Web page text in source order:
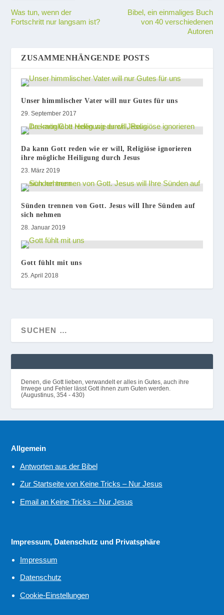
Was tun, wenn der
Fortschritt nur langsam ist?
Bibel, ein einmaliges Buch
von 40 verschiedenen
Autoren
ZUSAMMENHÄNGENDE POSTS
Unser himmlischer Vater will nur Gutes für uns
29. September 2017
Da kann Gott reden wie er will, Religiöse ignorieren
ihre mögliche Heiligung durch Jesus
23. März 2019
Sünden trennen von Gott. Jesus will Ihre Sünden auf
sich nehmen
28. Januar 2019
Gott fühlt mit uns
25. April 2018
Denen, die Gott lieben, verwandelt er alles in Gutes, auch ihre
Irrwege und Fehler lässt Gott ihnen zum Guten werden.
(Augustinus, 354 - 430)
Allgemein
Antworten aus der Bibel
Zur Startseite von Keine Tricks – Nur Jesus
Email an Keine Tricks – Nur Jesus
Impressum, Datenschutz und Privatsphäre
Impressum
Datenschutz
Cookie-Einstellungen